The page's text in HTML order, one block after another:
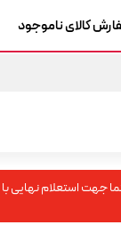
کالای ناموجود
جهت استعلام نهایی